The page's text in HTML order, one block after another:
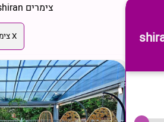
צימרים shiran
X צימרים shiran בגורן